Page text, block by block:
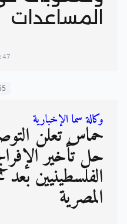
المساعدات
وكالة سما الإخبارية
حماس تعلن
حل تأخير
الفلسطينيين
المصرية